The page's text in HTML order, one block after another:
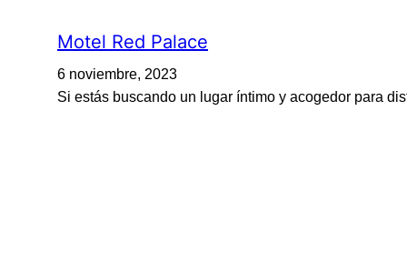
Motel Red Palace
6 noviembre, 2023
Si estás buscando un lugar íntimo y acogedor para